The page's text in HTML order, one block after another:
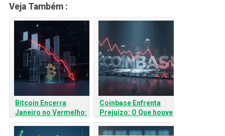
Veja Também :
Bitcoin Encerra
Janeiro no Vermelho:
O Impacto dos Juros
dos EUA na Sua
Coinbase Enfrenta
Prejuízo: O Que houve
com a Gigante das
Criptomoedas?